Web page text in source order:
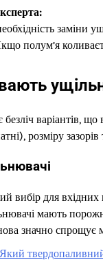
заміни
полум’я
варіантів,
розміру
вибір для вхідних
мають
значно спрощує
Який